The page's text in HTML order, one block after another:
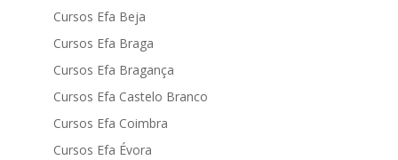
Cursos Efa Beja
Cursos Efa Braga
Cursos Efa Bragança
Cursos Efa Castelo Branco
Cursos Efa Coimbra
Cursos Efa Évora